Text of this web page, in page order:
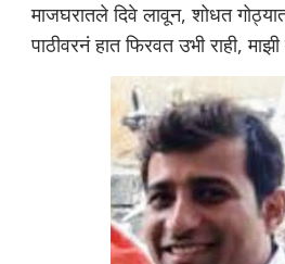
माजघरातले दिवे लावून, शोधत
पाठीवरनं हात फिरवत उभी राही,